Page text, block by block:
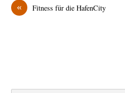
« Fitness für die HafenCity